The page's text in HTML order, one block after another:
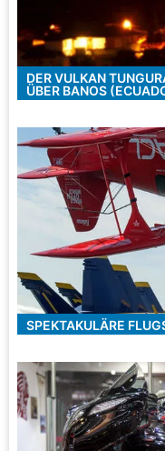
DER VULKAN
ÜBER BANOS
SPEKTAKULÄRE